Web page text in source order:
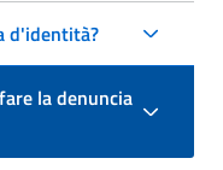
d'identità?
la denuncia